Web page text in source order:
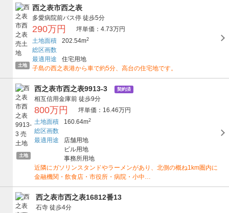
土地
西之表市西之表
多愛病院前バス停 徒歩5分
290万円
坪単価：4.73万円
土地面積
202.54m2
総区画数
最適用途
住宅用地
子島の西之表港から車で約5分、高台の住宅地です。
土地
西之表市西之表9913-3 契約済
相互信用金庫前 徒歩9分
800万円
坪単価：16.46万円
土地面積
160.64m2
総区画数
最適用途
店舗用地
ビル用地
事務所用地
近隣にガソリンスタンドやラーメンがあり、北側の概ね1km圏内に
金融機関・飲食店・市役所・病院・小中…
西之表市西之表16812番13
石寺 徒歩4分